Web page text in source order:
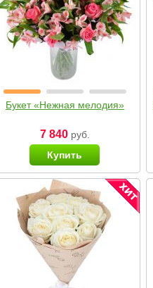
Букет «Нежная мелодия»
7 840руб.
Купить